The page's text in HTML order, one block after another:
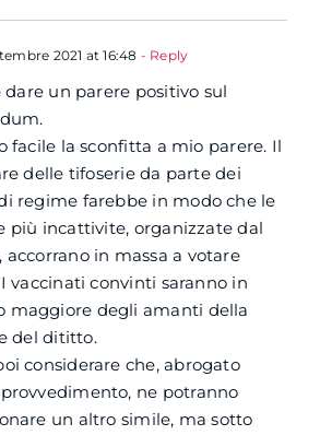
2021 at 16:48 - Reply
dare un parere positivo sul
facile la sconfitta a mio parere. Il
delle tifoserie da parte dei
regime farebbe in modo che le
più incattivite, organizzate dal
accorrano in massa a votare
vaccinati convinti saranno in
maggiore degli amanti della
del dititto.
considerare che, abrogato
ne potranno
un altro simile, ma sotto